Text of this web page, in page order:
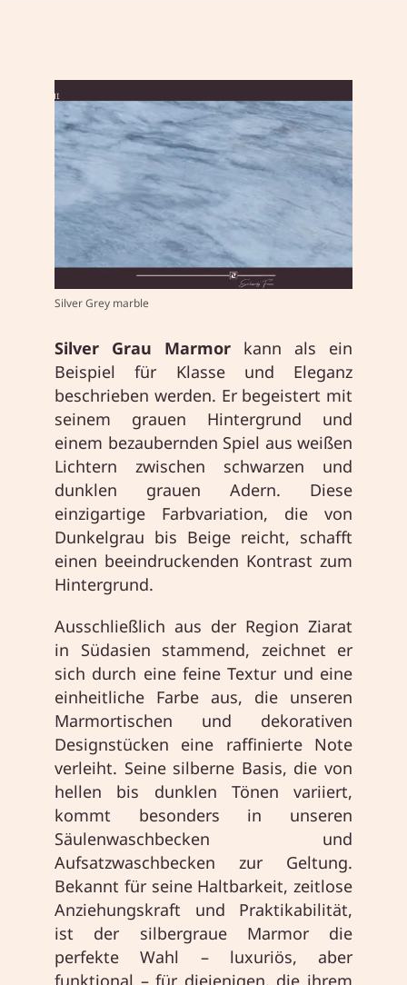
Silver Grey marble
Silver Grau Marmor kann als ein
Beispiel für Klasse und Eleganz
beschrieben werden. Er begeistert mit
seinem grauen Hintergrund und
einem bezaubernden Spiel aus weißen
Lichtern zwischen schwarzen und
dunklen grauen Adern. Diese
einzigartige Farbvariation, die von
Dunkelgrau bis Beige reicht, schafft
einen beeindruckenden Kontrast zum
Hintergrund.
Ausschließlich aus der Region Ziarat
in Südasien stammend, zeichnet er
sich durch eine feine Textur und eine
einheitliche Farbe aus, die unseren
Marmortischen und dekorativen
Designstücken eine raffinierte Note
verleiht. Seine silberne Basis, die von
hellen bis dunklen Tönen variiert,
kommt besonders in unseren
Säulenwaschbecken und
Aufsatzwaschbecken zur Geltung.
Bekannt für seine Haltbarkeit, zeitlose
Anziehungskraft und Praktikabilität,
ist der silbergraue Marmor die
perfekte Wahl – luxuriös, aber
funktional – für diejenigen, die ihrem